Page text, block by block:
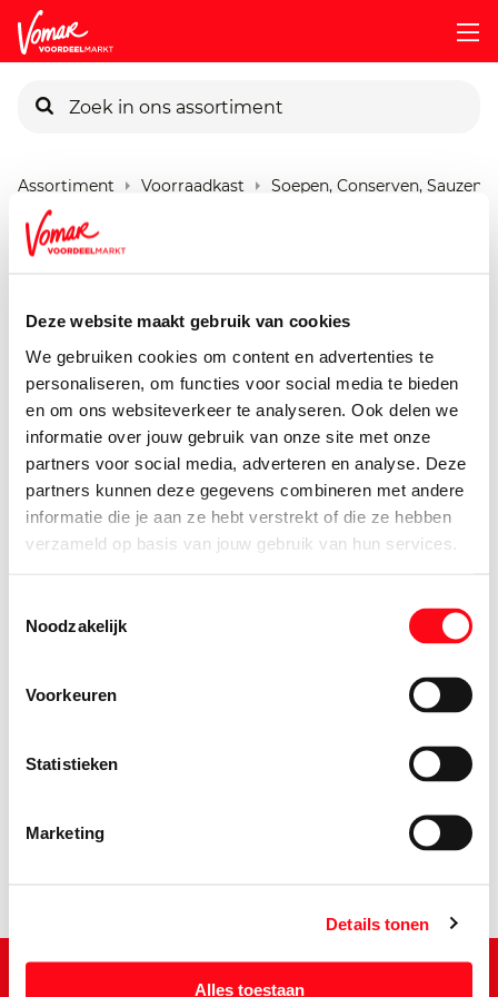
Deze website maakt gebruik van cookies
We gebruiken cookies om content en advertenties te
personaliseren, om functies voor social media te bieden
en om ons websiteverkeer te analyseren. Ook delen we
informatie over jouw gebruik van onze site met onze
partners voor social media, adverteren en analyse. Deze
partners kunnen deze gegevens combineren met andere
informatie die je aan ze hebt verstrekt of die ze hebben
verzameld op basis van jouw gebruik van hun services.
Noodzakelijk
Voorkeuren
Statistieken
Marketing
Details tonen
Alles toestaan
Pincode vergeten
Persoonlijk KIK-account
Assortiment Voorraadkast Soepen, Conserven, Sauzen
Verstegen Strooier Paprika
2.89